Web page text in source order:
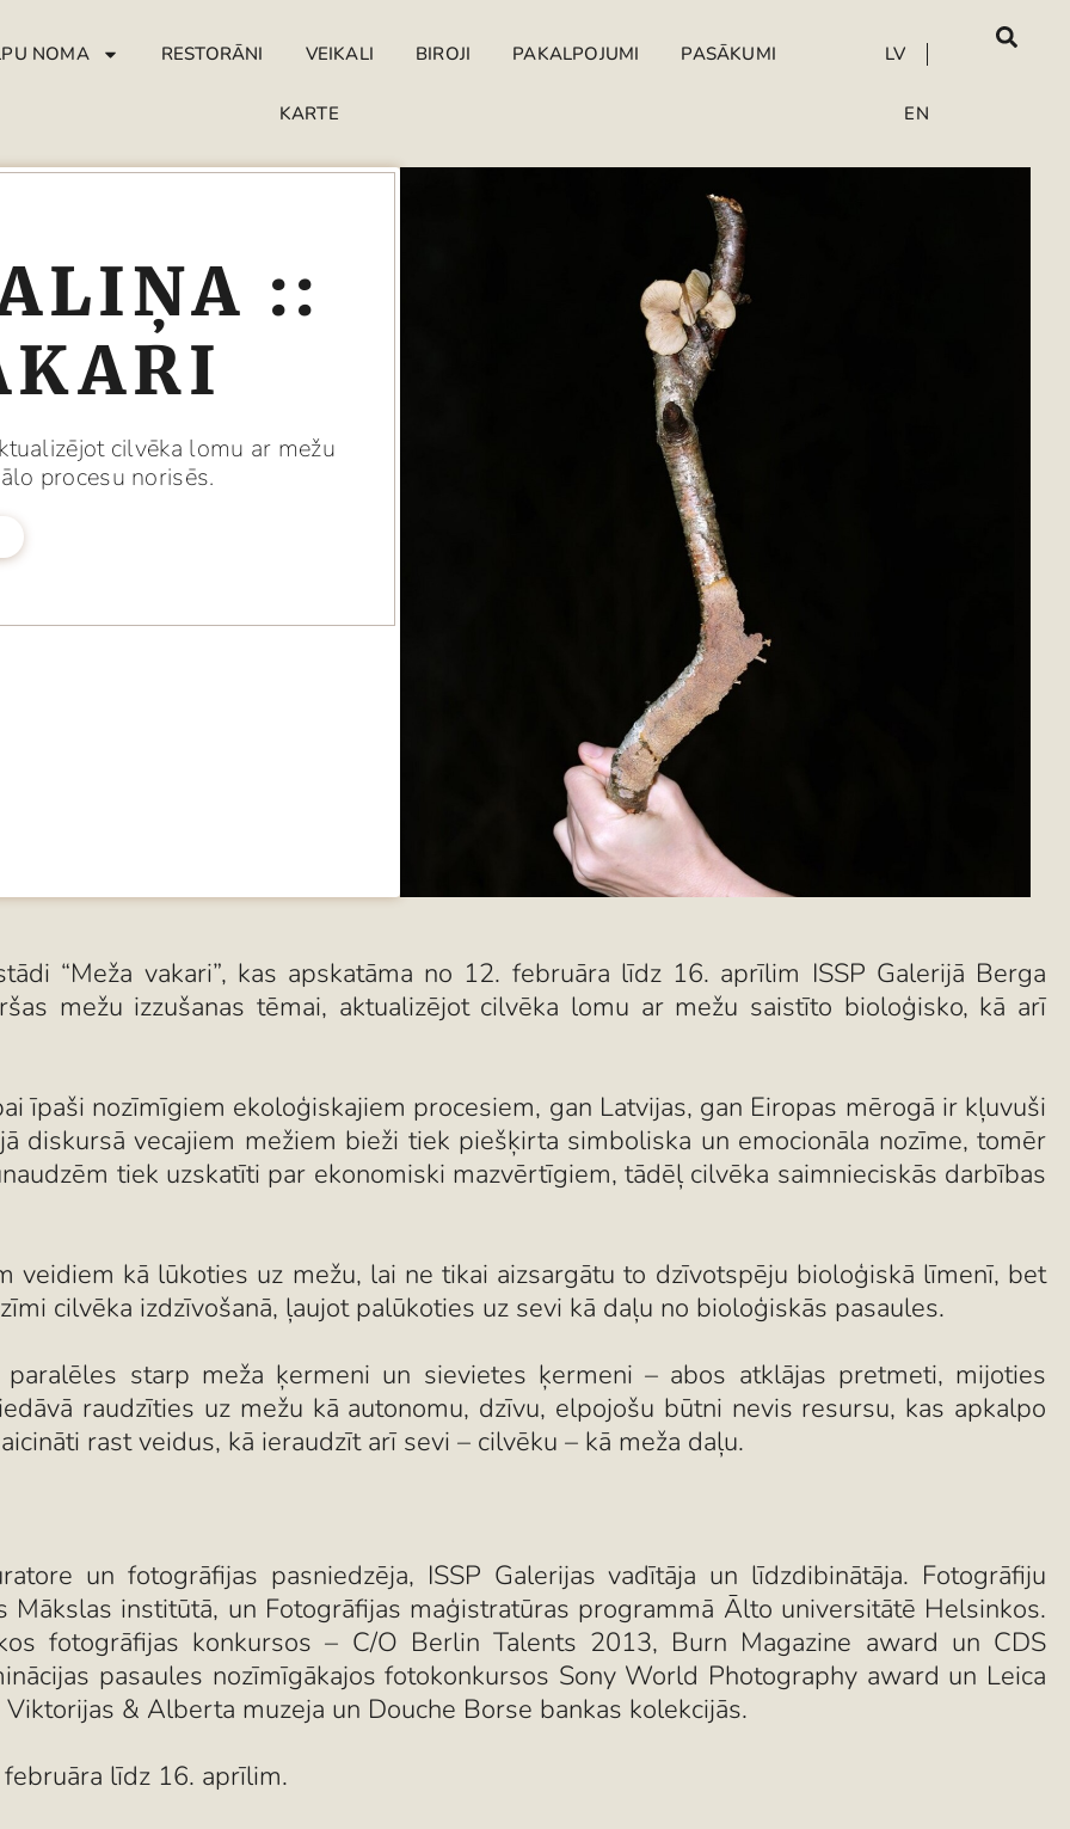
NOMA RESTORĀNI VEIKALI BIROJI PAKALPOJUMI PASĀKUMI
KARTE
LV
EN
::
cilvēka lomu ar mežu
procesu norisēs.
“Meža vakari”, kas apskatāma no 12. februāra līdz 16. aprīlim ISSP Galerijā Berga
mežu izzušanas tēmai, aktualizējot cilvēka lomu ar mežu saistīto bioloģisko, kā arī
īpaši nozīmīgiem ekoloģiskajiem procesiem, gan Latvijas, gan Eiropas mērogā ir kļuvuši
diskursā vecajiem mežiem bieži tiek piešķirta simboliska un emocionāla nozīme, tomēr
tiek uzskatīti par ekonomiski mazvērtīgiem, tādēļ cilvēka saimnieciskās darbības
veidiem kā lūkoties uz mežu, lai ne tikai aizsargātu to dzīvotspēju bioloģiskā līmenī, bet
cilvēka izdzīvošanā, ļaujot palūkoties uz sevi kā daļu no bioloģiskās pasaules.
starp meža ķermeni un sievietes ķermeni – abos atklājas pretmeti, mijoties
raudzīties uz mežu kā autonomu, dzīvu, elpojošu būtni nevis resursu, kas apkalpo
rast veidus, kā ieraudzīt arī sevi – cilvēku – kā meža daļu.
un fotogrāfijas pasniedzēja, ISSP Galerijas vadītāja un līdzdibinātāja. Fotogrāfiju
Mākslas institūtā, un Fotogrāfijas maģistratūras programmā Ālto universitātē Helsinkos.
fotogrāfijas konkursos – C/O Berlin Talents 2013, Burn Magazine award un CDS
pasaules nozīmīgākajos fotokonkursos Sony World Photography award un Leica
& Alberta muzeja un Douche Borse bankas kolekcijās.
februāra līdz 16. aprīlim.